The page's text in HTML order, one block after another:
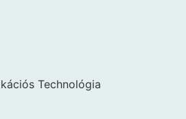
Technológia